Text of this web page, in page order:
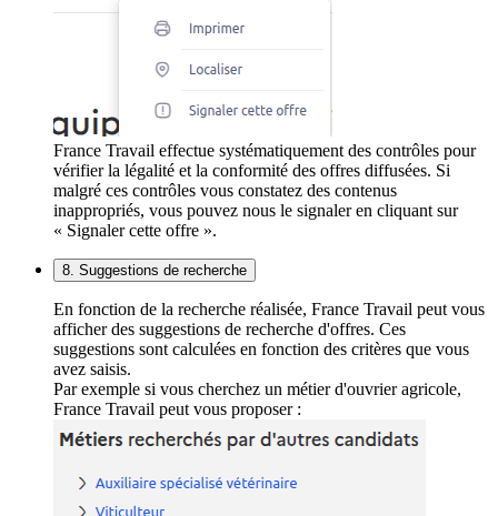
France Travail effectue systématiquement des contrôles pour
vérifier la légalité et la conformité des offres diffusées. Si
malgré ces contrôles vous constatez des contenus
inappropriés, vous pouvez nous le signaler en cliquant sur
« Signaler cette offre ».
8. Suggestions de recherche
En fonction de la recherche réalisée, France Travail peut vous
afficher des suggestions de recherche d'offres. Ces
suggestions sont calculées en fonction des critères que vous
avez saisis.
Par exemple si vous cherchez un métier d'ouvrier agricole,
France Travail peut vous proposer :